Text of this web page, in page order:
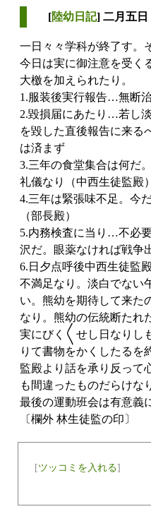
[陸幼日記] 二月五
一日々々学科が終了す。
今日は実に御注意を受く
大檄を加えられたり。
1.服装後実行報告…無断
2.毀損届にあたり…若し
を毀した直後報告に来
は済まず
3.三年の食堂集合は何だ
礼儀なり（中西生徒監殿）
4.三年は緊張味不足。今
（部長殿）
5.内務検査に当り…不必
沢だ。眼薬なければ戦争
6.日夕点呼後中西生徒監
不満足なり。淡白でない
い。熊幼を期待して来た
なり。熊幼の伝統断たれ
実にびく〱せし日なりし
りて書物をかくしたるを
監殿より話を承り反って
も間違ったものだらけな
最後の運動班会は有意義
〔欄外 林生徒監の印〕
[ツッコミを入れる]